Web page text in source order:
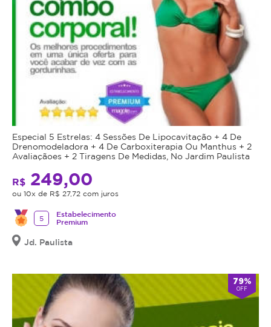
Especial 5 Estrelas: 4 Sessões De Lipocavitação + 4 De
Drenomodeladora + 4 De Carboxiterapia Ou Manthus + 2
Avaliaçãoes + 2 Tiragens De Medidas, No Jardim Paulista
R$ 249,00
ou 10x de R$ 27,72 com juros
5
Estabelecimento
Premium
Jd. Paulista
79%
OFF